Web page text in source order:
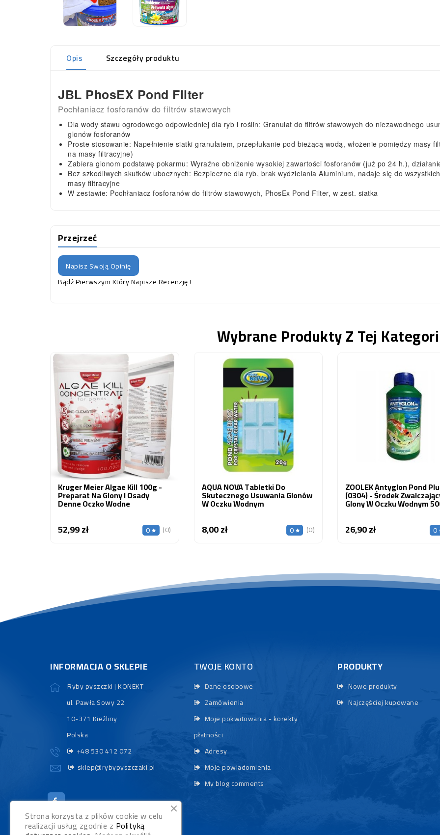
Opis Szczegóły produktu
JBL PhosEX Pond Filter
Pochłaniacz fosforanów do filtrów stawowych
Dla wody stawu ogrodowego odpowiedniej dla ryb i roślin: Granulat do filtrów stawowych do niezawodnego
glonów fosforanów
Proste stosowanie: Napełnienie siatki granulatem, przepłukanie pod bieżącą wodą, włożenie pomiędzy masy
na masy filtracyjne)
Zabiera glonom podstawę pokarmu: Wyraźne obniżenie wysokiej zawartości fosforanów (już po 24 h.),
Bez szkodliwych skutków ubocznych: Bezpieczne dla ryb, brak wydzielania Aluminium, nadaje się do
masy filtracyjne
W zestawie: Pochłaniacz fosforanów do filtrów stawowych, PhosEx Pond Filter, w zest. siatka
Przejrzeć
Napisz Swoją Opinię
Bądź Pierwszym Który Napisze Recenzję !
Wybrane Produkty Z Tej
Kruger Meier Algae Kill 100g -
Preparat Na Glony I Osady
Denne Oczko Wodne
52,99 złCena 0 (0)
AQUA NOVA Tabletki Do
Skutecznego Usuwania Glonów
W Oczku Wodnym
8,00 złCena 0 (0)
ZOOLEK Antyglon Pond
(0304) - Środek
Glony W Oczku Wodnym
26,90 złCena 0
INFORMACJA O SKLEPIE
Ryby pyszczki | KONEKT
ul. Pawła Sowy 22
10-371 Kieźliny
Polska
+48 530 412 072
sklep@rybypyszczaki.pl
TWOJE KONTO
Dane osobowe
Zamówienia
Moje pokwitowania - korekty
płatności
Adresy
Moje powiadomienia
My blog comments
PRODUKTY
Nowe produkty
Najczęściej kupowane
Strona korzysta z plików cookie w celu
realizacji usług zgodnie z Polityką